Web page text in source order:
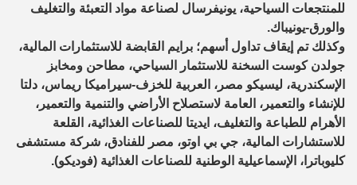
للمنتجعات السياحية، يونيفرسال لصناعة مواد التعبئة والتغليف
والورق-يونيباك.
وكذلك تم إيقاف تداول أسهم؛ برايم القابضة للاستثمارات المالية،
جولدن كوست السخنة للاستثمار السياحي، مطاحن ومخابز
الإسكندرية، ليسيكو مصر، العربية للخزف-سيراميكا ريماس، دلتا
للإنشاء والتعمير، العامة لاستصلاح الأراضي والتنمية والتعمير،
الأهرام للطباعة والتغليف، ايديتا للصناعات الغذائية، القلعة
للاستشارات المالية، جي بي اوتو، مصر للفنادق، شركة مستشفى
كليوباترا، الإسماعيلية الوطنية للصناعات الغذائية (فوديكو).